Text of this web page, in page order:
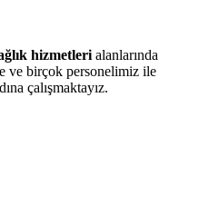
hizmetleri alanlarında
ve birçok personelimiz ile
çalışmaktayız.